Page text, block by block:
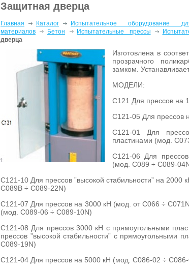
Защитная дверца
Главная Каталог
Испытательное оборудование
материалов
Бетон Испытательные прессы
дверца
Изготовлена в
прозрачного
замком.
МОДЕЛИ:
C121 Для прессов на
C121-05 Для прессов
C121-01 Для
пластинами (мод.
C121-06 Для
(мод. C089 ÷ C089-
C121-10 Для прессов ”высокой стабильности” на
C089B ÷ C089-22N)
C121-07 Для прессов на 3000 кН (мод. от C066 ÷
(мод. C089-06 ÷ C089-10N)
C121-08 Для прессов 3000 кН с прямоугольными
прессов ”высокой стабильности” с прямоугольными
C089-19N)
C121-04 Для прессов на 5000 кН (мод. C086-02 ÷